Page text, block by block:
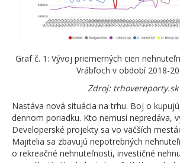
Graf č. 1: Vývoj priemerných cien
Vrábľoch v období 2018-
Zdroj: trhovereporty.sk
Nastáva nová situácia na trhu. Boj o
dennom poriadku. Kto nemusí nepredáva,
Developerské projekty sa vo väčších
Majitelia sa zbavujú nepotrebných
o rekreačné nehnuteľnosti, investičné